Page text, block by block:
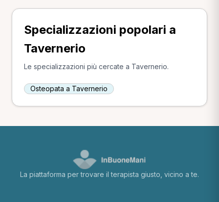
Specializzazioni popolari a
Tavernerio
Le specializzazioni più cercate a Tavernerio.
Osteopata a Tavernerio
La piattaforma per trovare il terapista giusto, vicino a te.